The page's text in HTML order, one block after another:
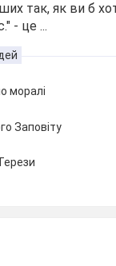
так, як ви б
- це ...
моралі
Заповіту